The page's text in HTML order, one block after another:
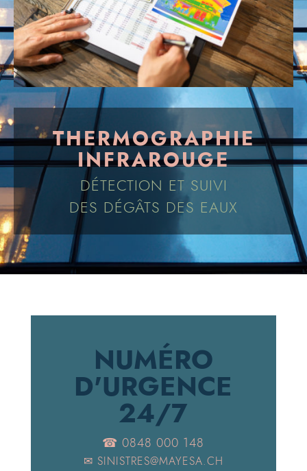
THERMOGRAPHIE
INFRAROUGE
DÉTECTION ET SUIVI
DES DÉGÂTS DES EAUX
NUMÉRO
D'URGENCE
24/7
☎ 0848 000 148
✉ SINISTRES@MAYESA.CH